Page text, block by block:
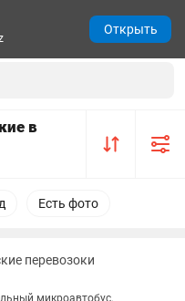
в
Есть фото
перевозоки
микроавтобус.
Открыть